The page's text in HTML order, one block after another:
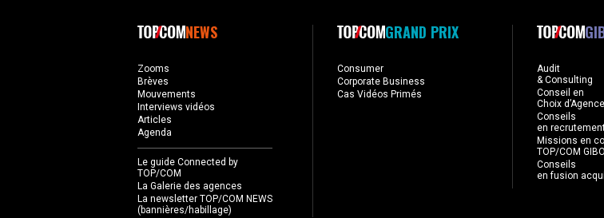
NEWS
Zooms
Brèves
Mouvements
Interviews vidéos
Articles
Agenda
Le guide Connected by
TOP/COM
La Galerie des agences
La newsletter TOP/COM NEWS
(bannières/habillage)
GRAND PRIX
Consumer
Corporate Business
Cas Vidéos Primés
Audit
& Consulting
Conseil en
Choix
Conseils
en
Missions en
TOP/COM
Conseils
en fusion